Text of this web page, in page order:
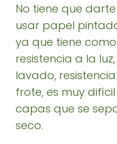
No tiene que
usar papel
ya que tiene
resistencia a la
lavado,
frote, es muy
capas que se
seco.